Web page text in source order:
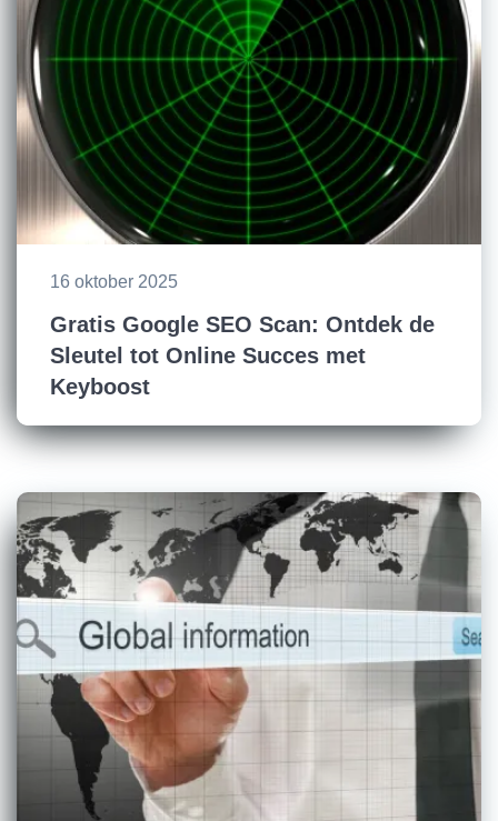
16 oktober 2025
Gratis Google SEO Scan: Ontdek de
Sleutel tot Online Succes met
Keyboost